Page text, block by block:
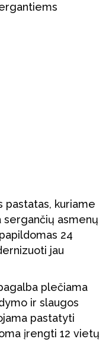
pastatas, kuriame
sergančių asmenų
24
jau
plečiama
ir slaugos
pastatyti
įrengti 12 vietų